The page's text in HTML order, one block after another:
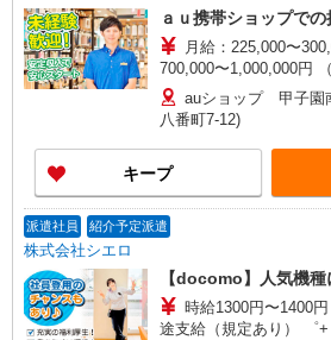
ａｕ携帯ショップで
月給：225,000〜
700,000〜1,000,000円
円） 【その他支給される手当】 ◆住宅手当 ◆通
勤手当 ◆奨学金返済手
◆販売インセンティブ
auショップ 甲子園
八番町7-12)
キープ
派遣社員 紹介予定派遣
株式会社シエロ
【docomo】人気機
時給1300円〜1400
途支給（規定あり） ゜+゜・。○。・゜+゜・。